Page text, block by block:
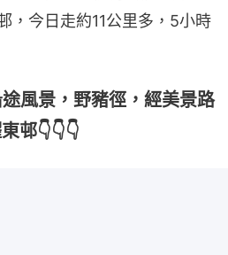
，今日走約11公里多，5小時
風景，野豬徑，經美景路
邨👇👇👇